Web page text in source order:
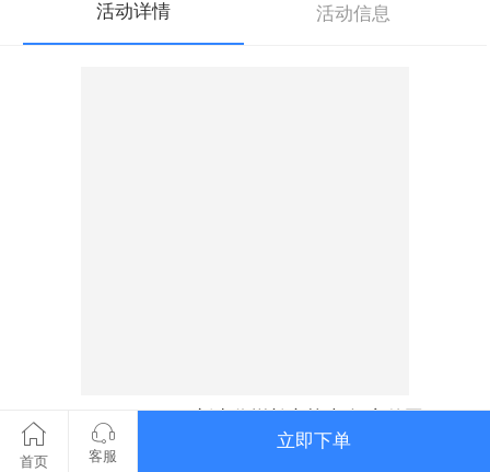
活动详情 活动信息
To B CGO 2020新生代增长实战大会 宣传图
首页 客服
立即下单